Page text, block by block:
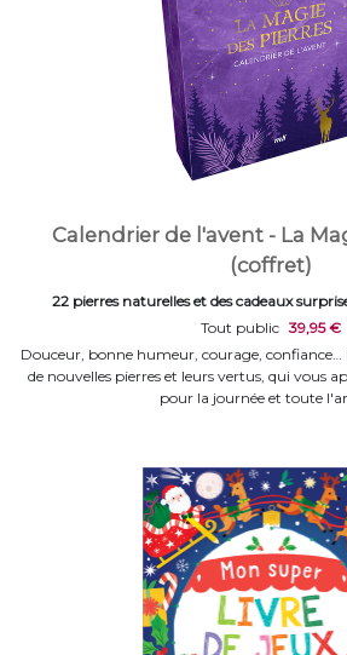
Calendrier de l'avent - La
(coffret)
22 pierres naturelles et des cadeaux
Tout public 39,95 €
Douceur, bonne humeur, courage, confiance…
de nouvelles pierres et leurs vertus, qui vous
pour la journée et toute